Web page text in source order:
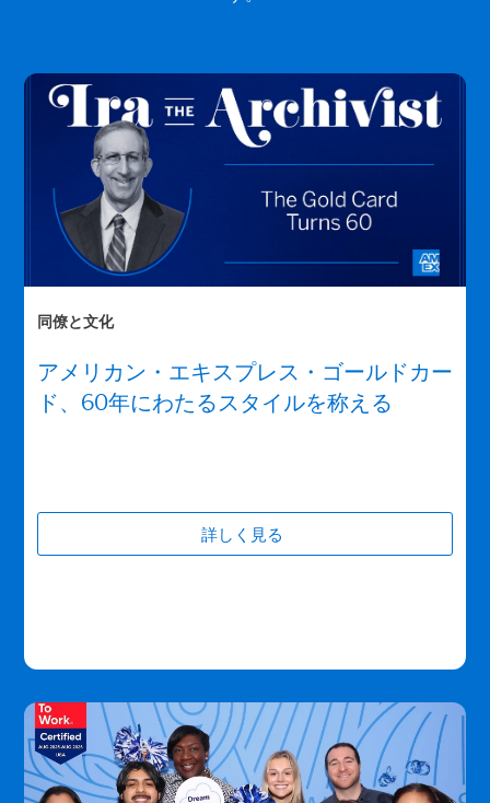
同僚と文化
アメリカン・エキスプレス・ゴールドカー
ド、60年にわたるスタイルを称える
詳しく見る